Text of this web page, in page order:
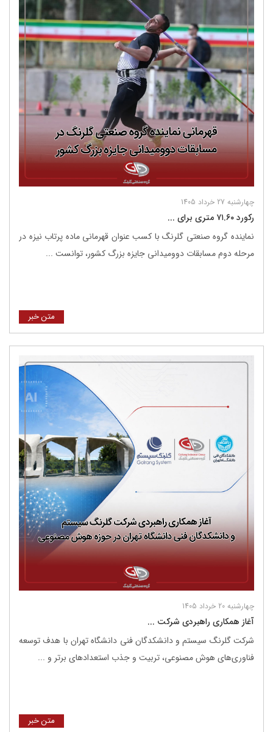
چهارشنبه 27 خرداد 1405
رکورد ۷۱.۶۰ متری برای ...
نماینده گروه صنعتی گلرنگ با کسب عنوان قهرمانی ماده پرتاب نیزه در
مرحله دوم مسابقات دوومیدانی جایزه بزرگ کشور، توانست ...
متن خبر
چهارشنبه 20 خرداد 1405
آغاز همکاری راهبردی شرکت ...
شرکت گلرنگ ‌سیستم و دانشکدگان فنی دانشگاه تهران با هدف توسعه
فناوری‌های هوش مصنوعی، تربیت و جذب استعدادهای برتر و ...
متن خبر